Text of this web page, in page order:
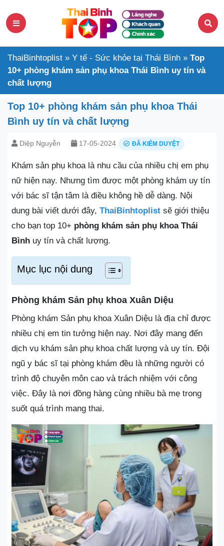
ThaiBinhtoplist » Y tế - Sức khỏe tại Thái Bình » Top
10+ phòng khám sản phụ khoa Thái Bình uy tín và
chất lượng
Top 10+ phòng khám sản phụ khoa Thái
Bình uy tín và chất lượng
Diệp Nguyễn 17-05-2024 ĐÃ KIỂM DUYỆT
Khám sản phụ khoa là nhu cầu của nhiều chị em phụ
nữ hiện nay. Nhưng tìm được một phòng khám uy tín
với bác sĩ tận tâm là điều không hề dễ dàng. Nội
dung bài viết dưới đây, ThaiBinhtoplist sẽ giới thiệu
cho bạn top 10+ phòng khám sản phụ khoa Thái
Bình uy tín và chất lượng.
Mục lục nội dung
Phòng khám Sản phụ khoa Xuân Diệu
Phòng khám Sản phụ khoa Xuân Diệu là địa chỉ được
nhiều chị em tin tưởng hiện nay. Nơi đây mang đến
dịch vụ khám sản phụ khoa chất lượng và uy tín. Đội
ngũ y bác sĩ tại phòng khám đều là những người có
trình độ chuyên môn cao và trách nhiệm với công
việc. Đây là nơi đồng hàng cùng nhiều bà mẹ trong
suốt quá trình mang thai.